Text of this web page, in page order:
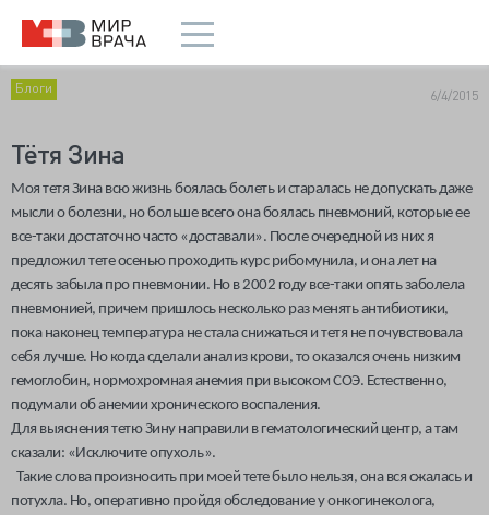
Блоги 6/4/2015
Тётя Зина
Моя тетя Зина всю жизнь боялась болеть и старалась не допускать даже
мысли о болезни, но больше всего она боялась пневмоний, которые ее
все-таки достаточно часто «доставали». После очередной из них я
предложил тете осенью проходить курс рибомунила, и она лет на
десять забыла про пневмонии. Но в 2002 году все-таки опять заболела
пневмонией, причем пришлось несколько раз менять антибиотики,
пока наконец температура не стала снижаться и тетя не почувствовала
себя лучше. Но когда сделали анализ крови, то оказался очень низким
гемоглобин, нормохромная анемия при высоком СОЭ. Естественно,
подумали об анемии хронического воспаления.
Для выяснения тетю Зину направили в гематологический центр, а там
сказали: «Исключите опухоль».
Такие слова произносить при моей тете было нельзя, она вся сжалась и
потухла. Но, оперативно пройдя обследование у онкогинеколога,